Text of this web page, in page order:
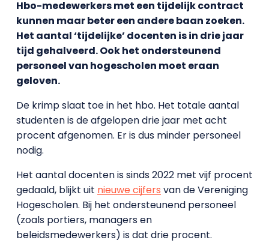
Hbo-medewerkers met een tijdelijk contract
kunnen maar beter een andere baan zoeken.
Het aantal ‘tijdelijke’ docenten is in drie jaar
tijd gehalveerd. Ook het ondersteunend
personeel van hogescholen moet eraan
geloven.
De krimp slaat toe in het hbo. Het totale aantal
studenten is de afgelopen drie jaar met acht
procent afgenomen. Er is dus minder personeel
nodig.
Het aantal docenten is sinds 2022 met vijf procent
gedaald, blijkt uit nieuwe cijfers van de Vereniging
Hogescholen. Bij het ondersteunend personeel
(zoals portiers, managers en
beleidsmedewerkers) is dat drie procent.